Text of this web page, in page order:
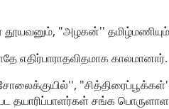
"அழகன்'' தமிழ்மணியும்
எதிர்பாராதவிதமாக காலமானார்.
தயாரிப்பாளர்கள் சங்க